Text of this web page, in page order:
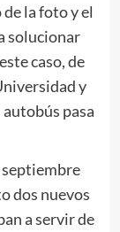
la foto y el
solucionar
caso, de
y
pasa
septiembre
dos nuevos
a servir de